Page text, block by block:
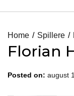
Home
Spillere
Florian
Posted on: august